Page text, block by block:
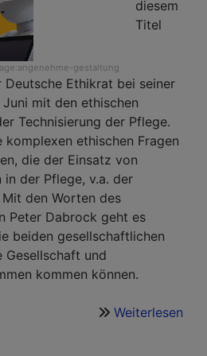
gestaltung
diesem
Titel
Ethikrat bei seiner
mit den ethischen
Technisierung der Pflege.
ethischen Fragen
die der Einsatz von
der Pflege, v.a. der
den Worten des
Peter Dabrock geht es
beiden gesellschaftlichen
Gesellschaft und
kommen können.
Weiterlesen